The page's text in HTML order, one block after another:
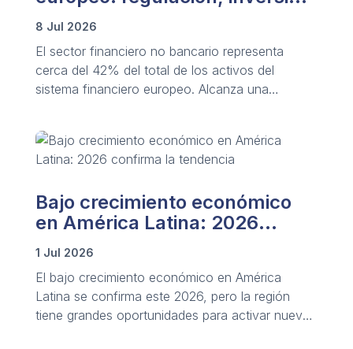
y riesgo
8 Jul 2026
El sector financiero no bancario representa
cerca del 42% del total de los activos del
sistema financiero europeo. Alcanza una
rivaliza en tamaño con la banca tradicional.
Bajo crecimiento económico
en América Latina: 2026
confirma la tendencia
1 Jul 2026
El bajo crecimiento económico en América
Latina se confirma este 2026, pero la región
tiene grandes oportunidades para activar nueva